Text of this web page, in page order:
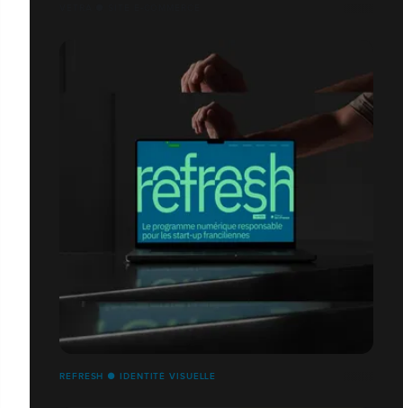
REFRESH ● IDENTITÉ VISUELLE